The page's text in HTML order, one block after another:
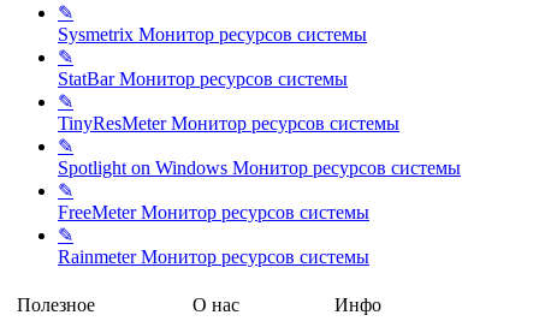
✎
Sysmetrix Монитор ресурсов системы
✎
StatBarМонитор ресурсов системы
✎
TinyResMeterМонитор ресурсов системы
✎
Spotlight on Windows Монитор ресурсов системы
✎
FreeMeterМонитор ресурсов системы
✎
RainmeterМонитор ресурсов системы
Полезное
О нас
Инфо